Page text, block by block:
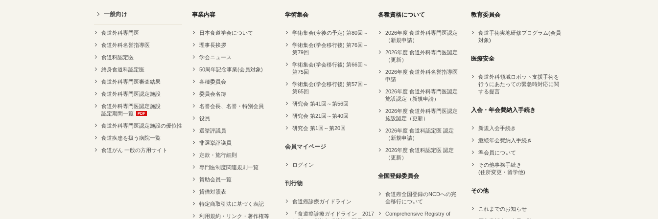
一般向け
食道外科専門医
食道外科名誉指導医
食道科認定医
終身食道科認定医
食道外科専門医審査結果
食道外科専門医認定施設
食道外科専門医認定施設
認定期間一覧
食道外科専門医認定施設の優位性
食道疾患を扱う病院一覧
食道がん 一般の方用サイト
事業内容
日本食道学会について
理事長挨拶
学会ニュース
50周年記念事業(会員対象)
各種委員会
委員会名簿
名誉会長、名誉・特別会員
役員
選挙評議員
非選挙評議員
定款・施行細則
専門医制度関連規則一覧
賛助会員一覧
貸借対照表
特定商取引法に基づく表記
利用規約・リンク・著作権等
学術集会
学術集会(今後の予定) 第80回～
学術集会(学会移行後) 第76回～
第79回
学術集会(学会移行後) 第66回～
第75回
学術集会(学会移行後) 第57回～
第65回
研究会 第41回～第56回
研究会 第21回～第40回
研究会 第1回～第20回
会員マイページ
ログイン
刊行物
食道癌診療ガイドライン
「食道癌診療ガイドライン 2017
各種資格について
2026年度 食道外科専門医認定
（新規申請）
2026年度 食道外科専門医認定
（更新）
2026年度 食道外科名誉指導医
申請
2026年度 食道外科専門医認定
施設認定（新規申請）
2026年度 食道外科専門医認定
施設認定（更新）
2026年度 食道科認定医 認定
（新規申請）
2026年度 食道科認定医 認定
（更新）
全国登録委員会
食道癌全国登録のNCDへの完
全移行について
Comprehensive Registry of
教育委員会
食道手術実地研修プログラム(会員
対象)
医療安全
食道外科領域ロボット支援手術を
行うにあたっての緊急時対応に関
する提言
入会・年会費納入手続き
新規入会手続き
継続年会費納入手続き
準会員について
その他事務手続き
(住所変更・留学他)
その他
これまでのお知らせ